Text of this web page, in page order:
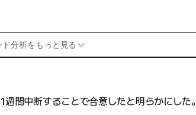
分析をもっと見る
間中断することで合意したと明らかにした。